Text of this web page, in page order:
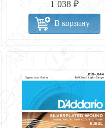
1 038 ₽
В корзину